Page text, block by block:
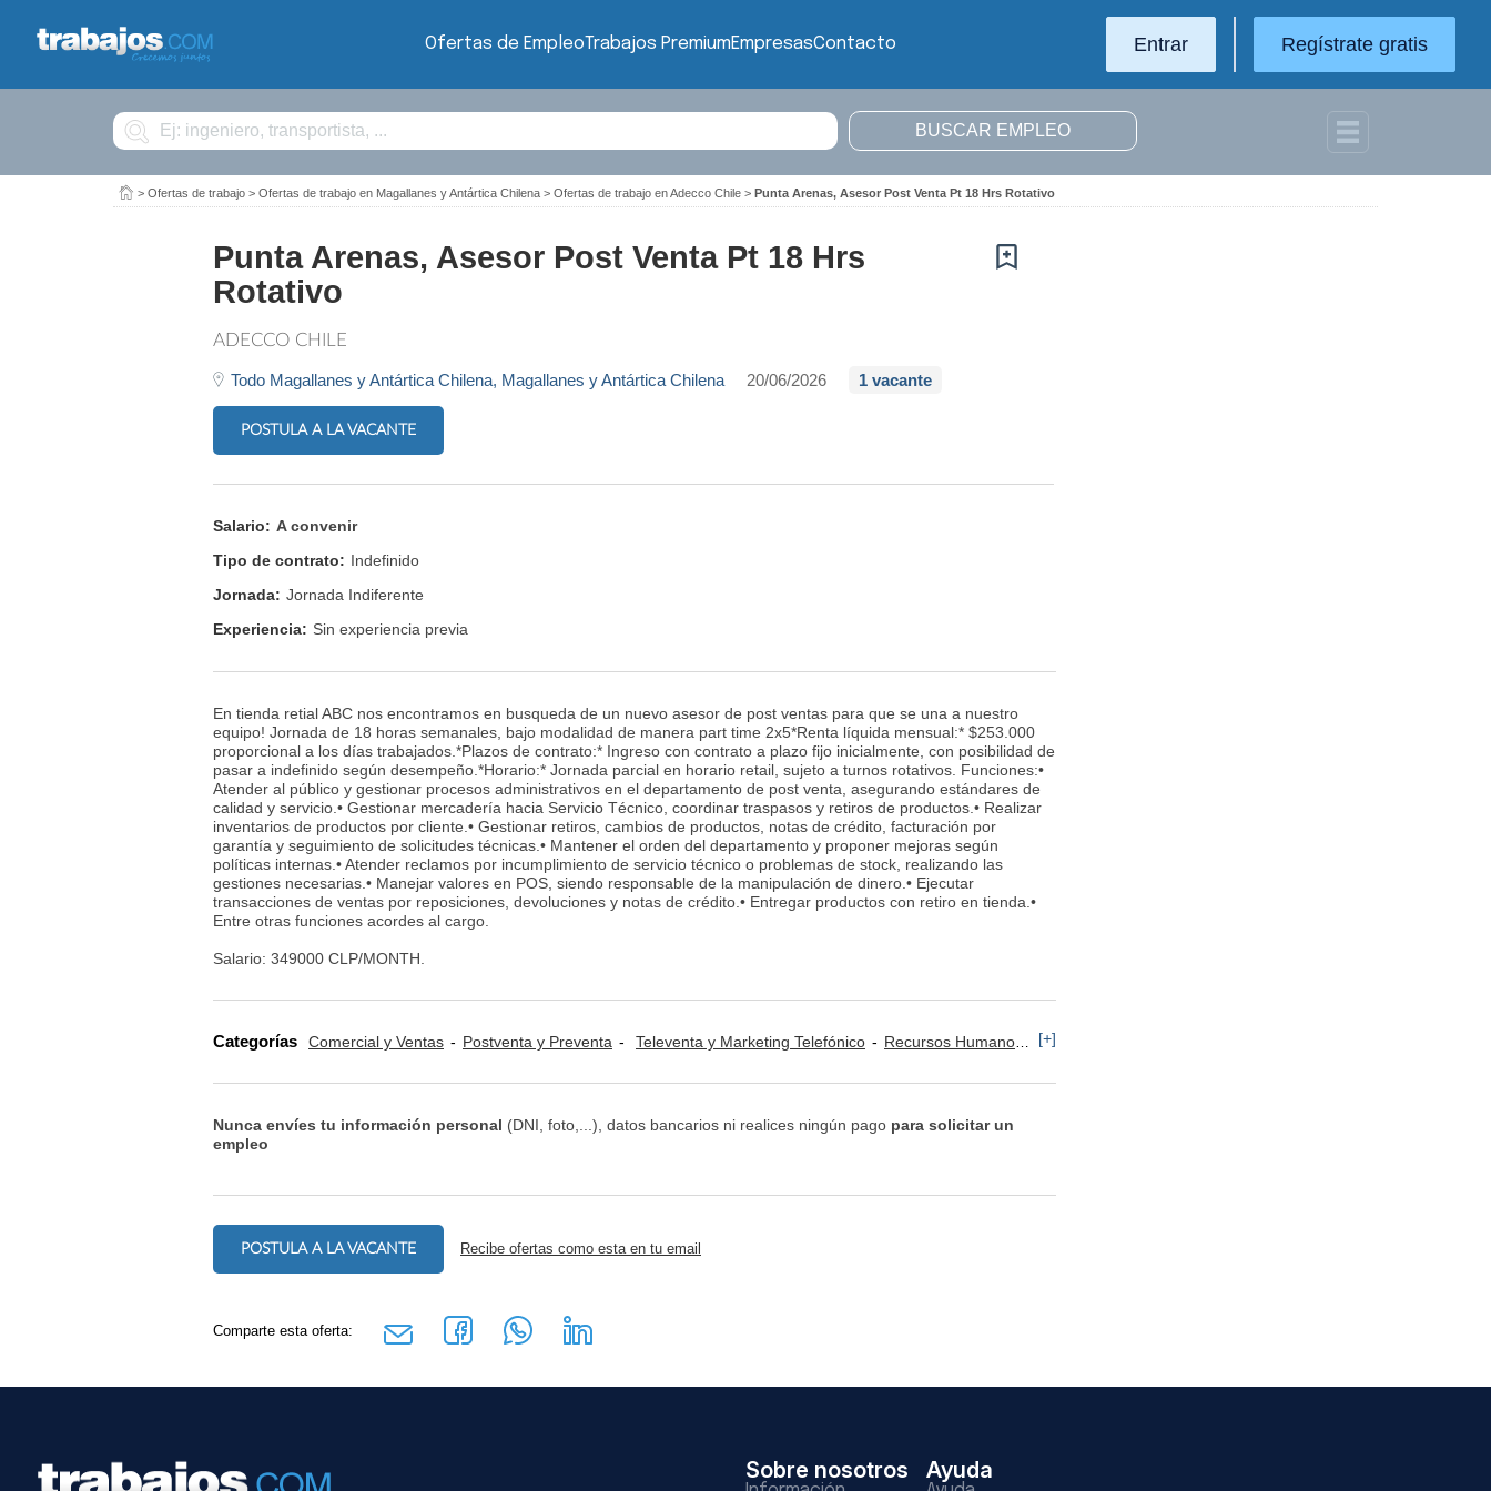
Ofertas de EmpleoTrabajos PremiumEmpresasContacto Entrar Regístrate gratis
Buscar
> Ofertas de trabajo > Ofertas de trabajo en Magallanes y Antártica Chilena > Ofertas de trabajo en Adecco Chile > Punta Arenas, Asesor Post Venta Pt 18 Hrs Rotativo
Punta Arenas, Asesor Post Venta Pt 18 Hrs
Rotativo
ADECCO CHILE
Todo Magallanes y Antártica Chilena, Magallanes y Antártica Chilena 20/06/2026 1 vacante
POSTULA A LA VACANTE
Salario: A convenir
Tipo de contrato: Indefinido
Jornada: Jornada Indiferente
Experiencia: Sin experiencia previa
En tienda retial ABC nos encontramos en busqueda de un nuevo asesor de post ventas para que se una a nuestro
equipo! Jornada de 18 horas semanales, bajo modalidad de manera part time 2x5*Renta líquida mensual:* $253.000
proporcional a los días trabajados.*Plazos de contrato:* Ingreso con contrato a plazo fijo inicialmente, con posibilidad de
pasar a indefinido según desempeño.*Horario:* Jornada parcial en horario retail, sujeto a turnos rotativos. Funciones:•
Atender al público y gestionar procesos administrativos en el departamento de post venta, asegurando estándares de
calidad y servicio.• Gestionar mercadería hacia Servicio Técnico, coordinar traspasos y retiros de productos.• Realizar
inventarios de productos por cliente.• Gestionar retiros, cambios de productos, notas de crédito, facturación por
garantía y seguimiento de solicitudes técnicas.• Mantener el orden del departamento y proponer mejoras según
políticas internas.• Atender reclamos por incumplimiento de servicio técnico o problemas de stock, realizando las
gestiones necesarias.• Manejar valores en POS, siendo responsable de la manipulación de dinero.• Ejecutar
transacciones de ventas por reposiciones, devoluciones y notas de crédito.• Entregar productos con retiro en tienda.•
Entre otras funciones acordes al cargo.
Salario: 349000 CLP/MONTH.
Categorías Comercial y Ventas Postventa y Preventa Televenta y Marketing Telefónico Recursos Humanos: Selección de Personal [+]
Nunca envíes tu información personal (DNI, foto,...), datos bancarios ni realices ningún pago para solicitar un
empleo
POSTULA A LA VACANTE Recibe ofertas como esta en tu email
Comparte esta oferta:
Sobre nosotros Ayuda